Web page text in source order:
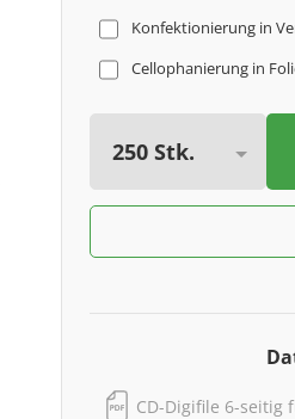
Konfektionierung in
Cellophanierung in
CD-Digifile 6-seitig